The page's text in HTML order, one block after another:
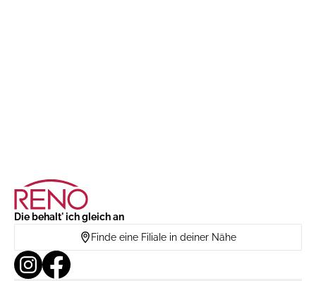
Die behalt' ich gleich an
Finde eine Filiale in deiner Nähe